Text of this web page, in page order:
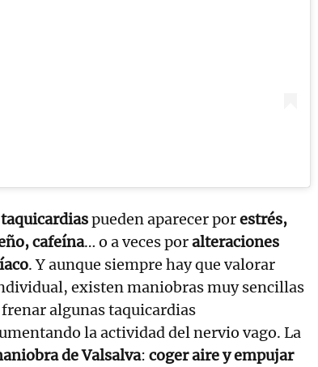
pueden aparecer porestrés,
cafeína… o a veces poralteraciones
. Y aunque siempre hay que valorar
existen maniobras muy sencillas
algunas taquicardias
la actividad del nervio vago. La
de Valsalva: coger aire y empujar